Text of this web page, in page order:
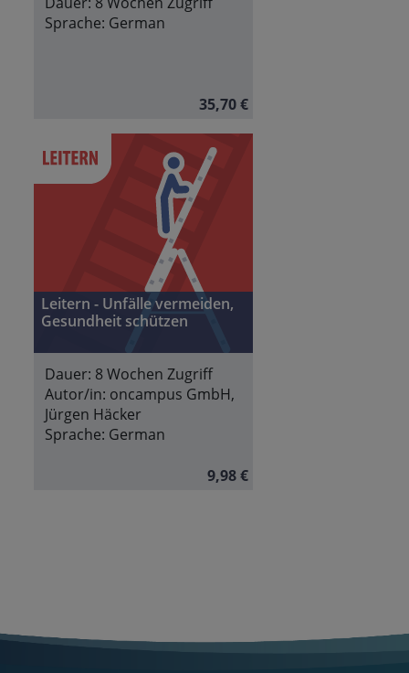
Sprache: German
35,70 €
Leitern - Unfälle vermeiden,
Gesundheit schützen
Dauer: 8 Wochen Zugriff
Autor/in: oncampus GmbH,
Jürgen Häcker
Sprache: German
9,98 €